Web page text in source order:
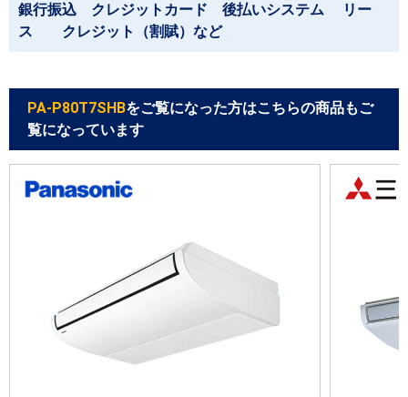
銀行振込 クレジットカード 後払いシステム リー
ス クレジット（割賦）など
PA-P80T7SHBをご覧になった方はこちらの商品もご
覧になっています